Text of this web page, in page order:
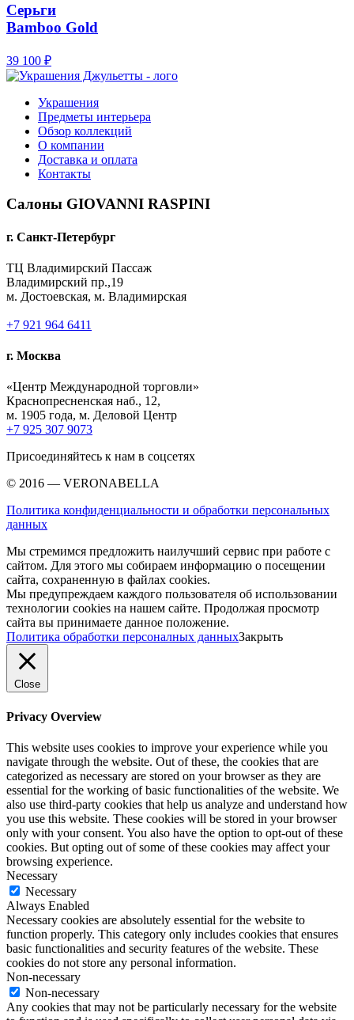
Серьги
Bamboo Gold
39 100 ₽
Украшения
Предметы интерьера
Обзор коллекций
О компании
Доставка и оплата
Контакты
Салоны GIOVANNI RASPINI
г. Санкт-Петербург
ТЦ Владимирский Пассаж
Владимирский пр.,19
м. Достоевская, м. Владимирская
+7 921 964 6411
г. Москва
«Центр Международной торговли»
Краснопресненская наб., 12,
м. 1905 года, м. Деловой Центр
+7 925 307 9073
Присоединяйтесь к нам в соцсетях
© 2016 — VERONABELLA
Политика конфиденциальности и обработки персональных
данных
Мы стремимся предложить наилучший сервис при работе с
сайтом. Для этого мы собираем информацию о посещении
сайта, сохраненную в файлах cookies.
Мы предупреждаем каждого пользователя об использовании
технологии cookies на нашем сайте. Продолжая просмотр
сайта вы принимаете данное положение.
Политика обработки персоналных данныхЗакрыть
Close
Privacy Overview
This website uses cookies to improve your experience while you
navigate through the website. Out of these, the cookies that are
categorized as necessary are stored on your browser as they are
essential for the working of basic functionalities of the website. We
also use third-party cookies that help us analyze and understand how
you use this website. These cookies will be stored in your browser
only with your consent. You also have the option to opt-out of these
cookies. But opting out of some of these cookies may affect your
browsing experience.
Necessary
Necessary
Always Enabled
Necessary cookies are absolutely essential for the website to
function properly. This category only includes cookies that ensures
basic functionalities and security features of the website. These
cookies do not store any personal information.
Non-necessary
Non-necessary
Any cookies that may not be particularly necessary for the website